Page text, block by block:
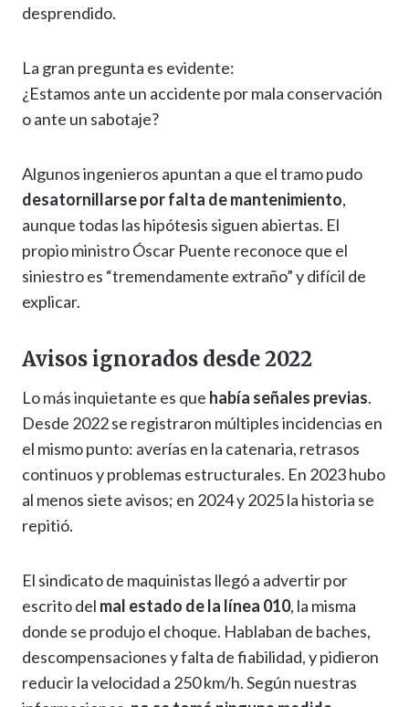
desprendido.
La gran pregunta es evidente:
¿Estamos ante un accidente por mala conservación
o ante un sabotaje?
Algunos ingenieros apuntan a que el tramo pudo
desatornillarse por falta de mantenimiento,
aunque todas las hipótesis siguen abiertas. El
propio ministro Óscar Puente reconoce que el
siniestro es “tremendamente extraño” y difícil de
explicar.
Avisos ignorados desde 2022
Lo más inquietante es que había señales previas.
Desde 2022 se registraron múltiples incidencias en
el mismo punto: averías en la catenaria, retrasos
continuos y problemas estructurales. En 2023 hubo
al menos siete avisos; en 2024 y 2025 la historia se
repitió.
El sindicato de maquinistas llegó a advertir por
escrito del mal estado de la línea 010, la misma
donde se produjo el choque. Hablaban de baches,
descompensaciones y falta de fiabilidad, y pidieron
reducir la velocidad a 250 km/h. Según nuestras